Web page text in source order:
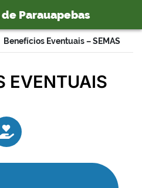
Parauapebas
Benefícios Eventuais – SEMAS
EVENTUAIS